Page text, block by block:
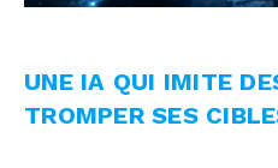
UNE IA QUI IMITE
TROMPER SES